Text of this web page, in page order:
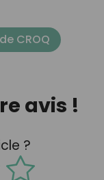
CROQ
avis !
?